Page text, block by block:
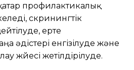
профилактикалық
скринингтік
ерте
әдістері енгізілуде және
жүйесі жетілдірілуде.